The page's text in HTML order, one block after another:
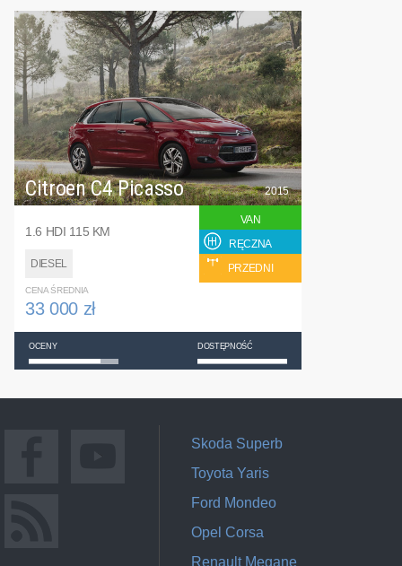
Citroen C4 Picasso
1.6 HDI 115 KM
DIESEL
2015
VAN
RĘCZNA
PRZEDNI
CENA ŚREDNIA
33 000 zł
OCENY DOSTĘPNOŚĆ
Skoda Superb
Toyota Yaris
Ford Mondeo
Opel Corsa
Renault Megane